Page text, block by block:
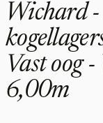
Wichard
Vast oog
6,00m